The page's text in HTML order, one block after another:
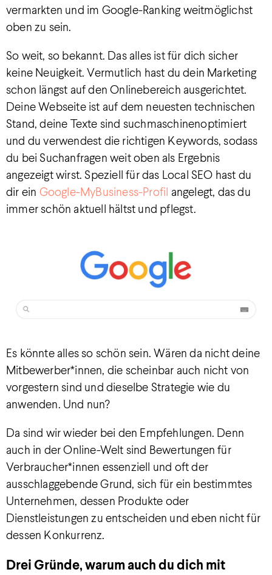
vermarkten und im Google-Ranking weitmöglichst
oben zu sein.
So weit, so bekannt. Das alles ist für dich sicher
keine Neuigkeit. Vermutlich hast du dein Marketing
schon längst auf den Onlinebereich ausgerichtet.
Deine Webseite ist auf dem neuesten technischen
Stand, deine Texte sind suchmaschinenoptimiert
und du verwendest die richtigen Keywords, sodass
du bei Suchanfragen weit oben als Ergebnis
angezeigt wirst. Speziell für das Local SEO hast du
dir ein Google-MyBusiness-Profil angelegt, das du
immer schön aktuell hältst und pflegst.
Es könnte alles so schön sein. Wären da nicht deine
Mitbewerber*innen, die scheinbar auch nicht von
vorgestern sind und dieselbe Strategie wie du
anwenden. Und nun?
Da sind wir wieder bei den Empfehlungen. Denn
auch in der Online-Welt sind Bewertungen für
Verbraucher*innen essenziell und oft der
ausschlaggebende Grund, sich für ein bestimmtes
Unternehmen, dessen Produkte oder
Dienstleistungen zu entscheiden und eben nicht für
dessen Konkurrenz.
Drei Gründe, warum auch du dich mit